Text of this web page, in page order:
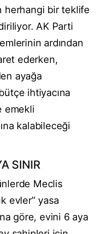
herhangi bir teklife
AK Parti
ardından
ederken,
ayağa
ihtiyacına
emekli
kalabileceği
SINIR
Meclis
evler” yasa
göre, evini 6 aya